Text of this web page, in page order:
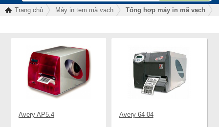
Trang chủ Máy in tem mã vạch Tổng hợp máy in mã vạch
Avery AP5.4 Avery 64-04